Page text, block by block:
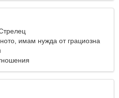
имам нужда от грациозна